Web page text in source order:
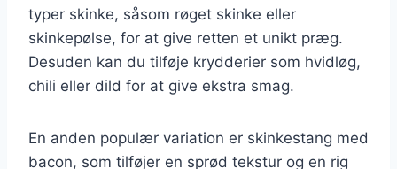
typer skinke, såsom røget skinke eller
skinkepølse, for at give retten et unikt præg.
Desuden kan du tilføje krydderier som hvidløg,
chili eller dild for at give ekstra smag.
En anden populær variation er skinkestang med
bacon, som tilføjer en sprød tekstur og en rig